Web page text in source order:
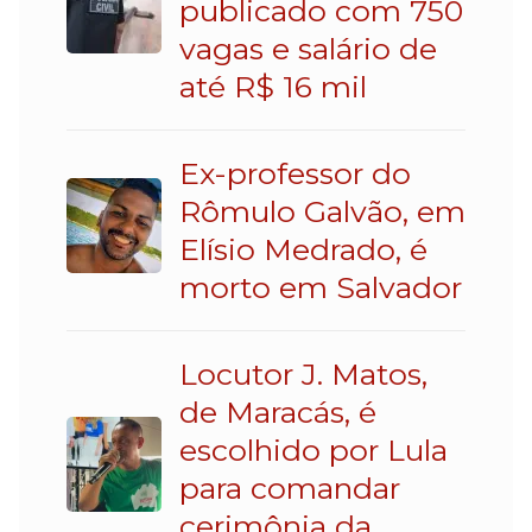
publicado com 750
vagas e salário de
até R$ 16 mil
Ex-professor do
Rômulo Galvão, em
Elísio Medrado, é
morto em Salvador
Locutor J. Matos,
de Maracás, é
escolhido por Lula
para comandar